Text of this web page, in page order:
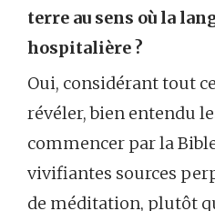
terre au sens où la
hospitalière ?
Oui, considérant tout
révéler, bien entendu
commencer par la
vivifiantes sources
de méditation, plutôt